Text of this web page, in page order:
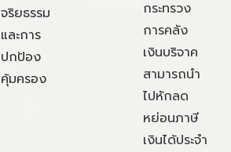
จริยธรรม
และการ
ปกป้อง
คุ้มครอง
กระทรวง
การคลัง
เงินบริจาค
สามารถนำ
ไปหักลด
หย่อนภาษี
เงินได้ประจำ